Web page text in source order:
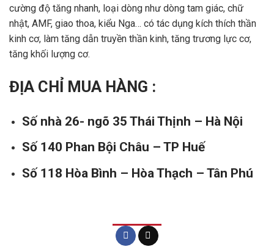
cường độ tăng nhanh, loại dòng như dòng tam giác, chữ
nhật, AMF, giao thoa, kiểu Nga… có tác dụng kích thích thần
kinh cơ, làm tăng dẫn truyền thần kinh, tăng trương lực cơ,
tăng khối lượng cơ.
ĐỊA CHỈ MUA HÀNG :
Số nhà 26- ngõ 35 Thái Thịnh – Hà Nội
Số 140 Phan Bội Châu – TP Huế
Số 118 Hòa Bình – Hòa Thạch – Tân Phú